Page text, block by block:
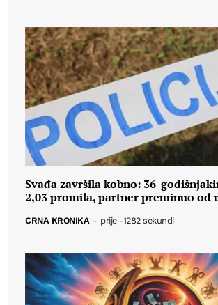
Svađa završila kobno: 36-
2,03 promila, partner preminuo od
CRNA KRONIKA - prije -1282 sekundi